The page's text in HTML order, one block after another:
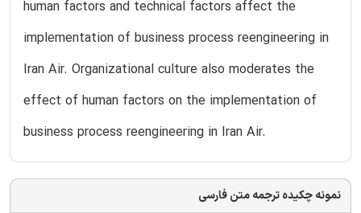
human factors and technical factors affect the
implementation of business process reengineering in
Iran Air. Organizational culture also moderates the
effect of human factors on the implementation of
business process reengineering in Iran Air.
نمونه چکیده ترجمه متن فارسی